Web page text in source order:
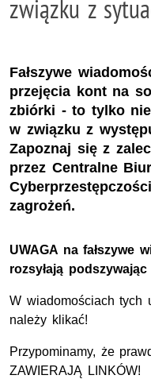
związku z
Fałszywe
przejęcia kont na
zbiórki - to tylko
w związku z
Zapoznaj się z
przez Centralne
zagrożeń.
UWAGA na fałszywe
rozsyłają
W wiadomościach tych
należy klikać!
Przypominamy, że
ZAWIERAJĄ LINKÓW!